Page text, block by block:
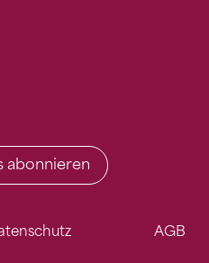
abonnieren
AGB